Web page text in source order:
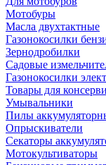
Мотобуры
Масла двухтактные
Газонокосилки
Зернодробилки
Садовые
Газонокосилки
Товары для
Умывальники
Пилы
Опрыскиватели
Секаторы
Мотокультиваторы